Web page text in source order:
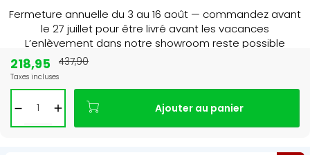
Fermeture annuelle du 3 au 16 août — commandez avant
le 27 juillet pour être livré avant les vacances
L’enlèvement dans notre showroom reste possible
218,95
Taxes incluses
437,90
Ajouter au panier